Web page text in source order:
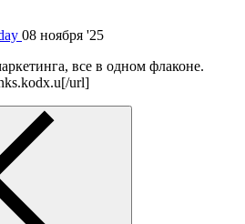
08 ноября '25
все в одном флаконе.
url]